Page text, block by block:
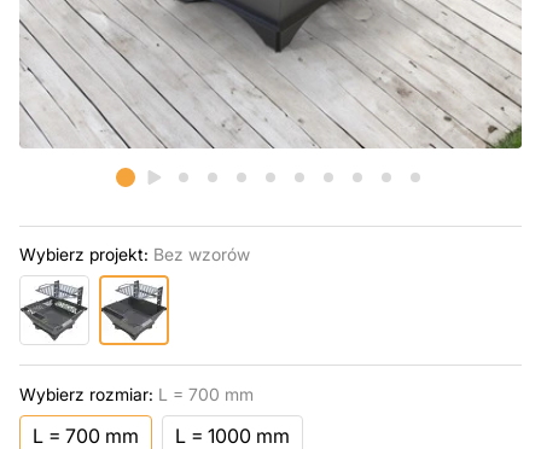
Wybierz projekt: Bez wzorów
Wybierz rozmiar: L = 700 mm
L = 700 mm L = 1000 mm